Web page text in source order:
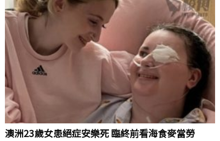
澳洲23歲女患絕症安樂死 臨終前看海食麥當勞